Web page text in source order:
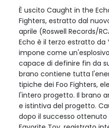
È uscito Caught in the
Fighters, estratto dal
aprile (Roswell Records/
Echo è il terzo estratto da
impone come
capace di definire fin da
brano contiene tutta
tipiche dei Foo Fighters,
l'intero progetto. Il brano
e istintiva del progetto.
dopo il successo